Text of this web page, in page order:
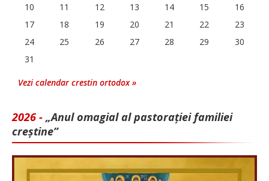
10
11 12 13 14 15
16
17
18 19 20 21 22
23
24
25 26 27 28 29
30
31
Vezi calendar crestin ortodox »
2026 - „Anul omagial al pastorației familiei
creștine”